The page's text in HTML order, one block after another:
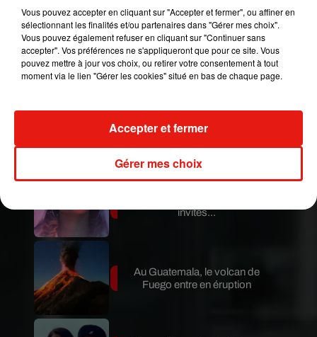
Guatemala : l'éruption du volcan
de Fuego est terminée
en Argentine, et en pleine...
invités...
Au Guatemala, le volcan de
Fuego entre en éruption
Vous pouvez accepter en cliquant sur "Accepter et fermer", ou affiner en
sélectionnant les finalités et/ou partenaires dans "Gérer mes choix".
Vous pouvez également refuser en cliquant sur "Continuer sans
accepter". Vos préférences ne s'appliqueront que pour ce site. Vous
pouvez mettre à jour vos choix, ou retirer votre consentement à tout
moment via le lien "Gérer les cookies" situé en bas de chaque page.
Gérer mes choix
Accepter et fermer